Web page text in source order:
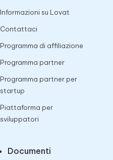
Informazioni su Lovat
Contattaci
Programma di affiliazione
Programma partner
Programma partner per
startup
Piattaforma per
sviluppatori
Documenti